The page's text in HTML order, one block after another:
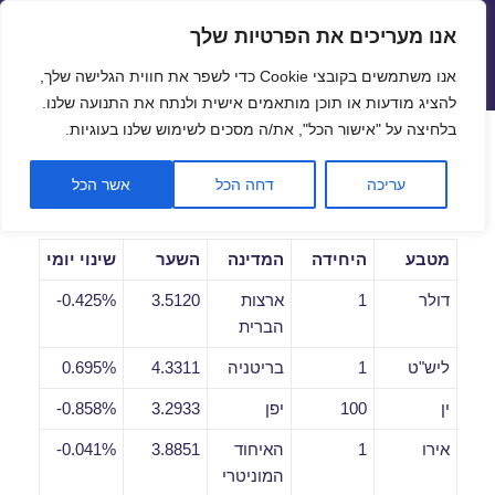
פתח
אנו מעריכים את הפרטיות שלך
אנו משתמשים בקובצי Cookie כדי לשפר את חווית הגלישה שלך,
להציג מודעות או תוכן מותאמים אישית ולנתח את התנועה שלנו.
בלחיצה על "אישור הכל", את/ה מסכים לשימוש שלנו בעוגיות.
עריכה דחה הכל אשר הכל
שערי חליפין יציגים – שער יציג
תפריטים
ווידג'טים
שערי חליפין יומיים לתאריך
05/09/2019
מטבע היחידה המדינה השער שינוי יומי
דולר 1
ארצות
הברית
3.5120
0.425%-
ליש"ט 1 בריטניה 4.3311
0.695%
ין 100 יפן 3.2933
0.858%-
אירו 1
האיחוד
המוניטרי
3.8851
0.041%-